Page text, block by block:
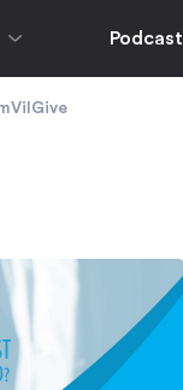
Podcast